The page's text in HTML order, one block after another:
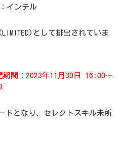
インテル
として排出されていま
期間：2023年11月30日 16:00～
ドとなり、セレクトスキル未所